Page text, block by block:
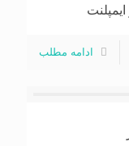
ادامه مطلب